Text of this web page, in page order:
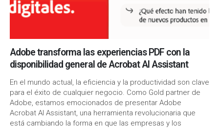
Adobe transforma las experiencias PDF con la
disponibilidad general de Acrobat AI Assistant
En el mundo actual, la eficiencia y la productividad son clave
para el éxito de cualquier negocio. Como Gold partner de
Adobe, estamos emocionados de presentar Adobe
Acrobat AI Assistant, una herramienta revolucionaria que
está cambiando la forma en que las empresas y los